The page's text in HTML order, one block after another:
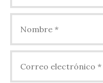
electrónico